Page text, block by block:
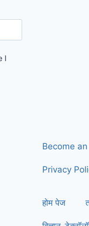
I
Become
Privacy
होम पेज